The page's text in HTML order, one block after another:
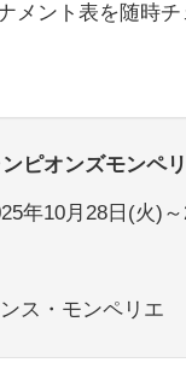
メント表を随時チ
ピオンズモンペ
年10月28日(火)
ス・モンペリエ